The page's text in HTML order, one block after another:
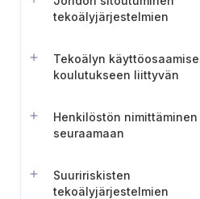
tekoälyjärjestelmien
Tekoälyn
koulutukseen liittyvän
Henkilöstön nimittäminen
seuraamaan
Suuririskisten
tekoälyjärjestelmien